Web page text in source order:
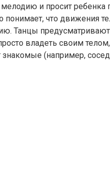
и просит ребенка
понимает, что движения
Танцы
владеть своим
знакомые (например,